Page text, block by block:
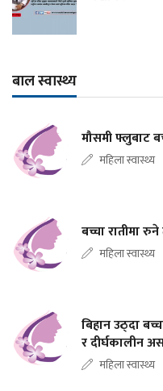
बाल स्वास्थ्य
मौसमी फ्लुबाट
महिला स्वास्थ्य
बच्चा रातीमा
महिला स्वास्थ्य
बिहान उठ्दा
र दीर्घकालीन
महिला स्वास्थ्य